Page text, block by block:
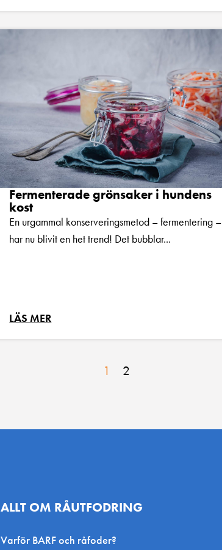
Fermenterade grönsaker i hundens
kost
En urgammal konserveringsmetod – fermentering –
har nu blivit en het trend! Det bubblar...
LÄS MER
1 2
ALLT OM RÅUTFODRING
Varför BARF och råfoder?